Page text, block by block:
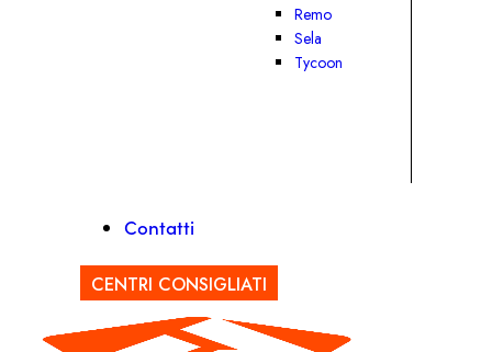
Remo
Sela
Tycoon
Contatti
CENTRI CONSIGLIATI